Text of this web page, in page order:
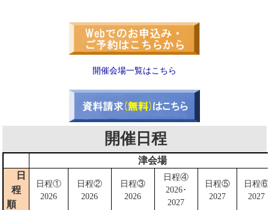
開催会場一覧はこちら
開催日程
津会場
日
程
順
日程①
2026
日程②
2026
日程③
2026
日程④
2026･
2027
日程⑤
2027
日程⑥
2027